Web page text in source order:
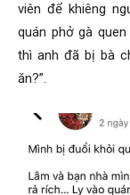
viên để khiêng
quán phở gà
thì anh đã bị bà
ăn?”.